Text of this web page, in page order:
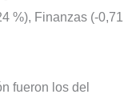
%), Finanzas (-0,71
fueron los del